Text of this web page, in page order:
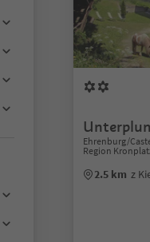
Ehrenburg/
Region
2.5 km z